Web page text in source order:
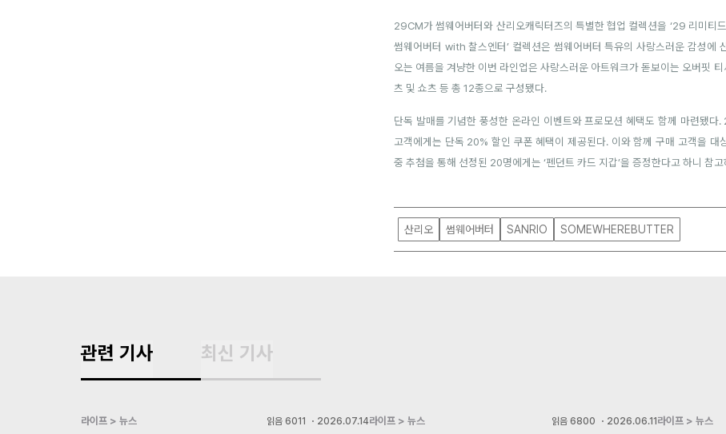
29CM가 썸웨어버터와 산리오캐릭터즈의 특별한 협업 컬렉션을 ‘29 리미티
썸웨어버터 with 찰스엔터’ 컬렉션은 썸웨어버터 특유의 사랑스러운 감성에
오는 여름을 겨냥한 이번 라인업은 사랑스러운 아트워크가 돋보이는 오버핏
츠 및 쇼츠 등 총 12종으로 구성됐다.
단독 발매를 기념한 풍성한 온라인 이벤트와 프로모션 혜택도 함께 마련됐
고객에게는 단독 20% 할인 쿠폰 혜택이 제공된다. 이와 함께 구매 고객을
중 추첨을 통해 선정된 20명에게는 ‘펜던트 카드 지갑’을 증정한다고 하니 참
산리오 썸웨어버터 SANRIO SOMEWHEREBUTTER
관련 기사 최신 기사
라이프 > 뉴스 읽음 6011 ・ 2026.07.14라이프 > 뉴스 읽음 6800 ・ 2026.06.11 라이프 > 뉴스